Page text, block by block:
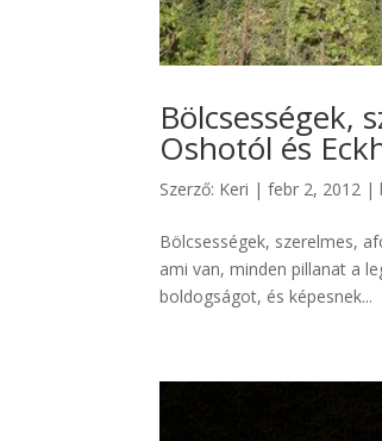
Bölcsességek,
Oshotól és
Szerző: Keri |febr 2, 2012 |
Bölcsességek, szerelmes,
ami van, minden pillanat a
boldogságot, és képesnek...